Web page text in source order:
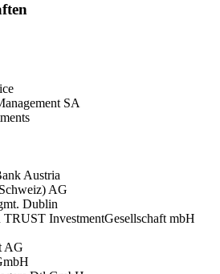
SA
Austria
AG
Dublin
InvestmentGesellschaft mbH
AG